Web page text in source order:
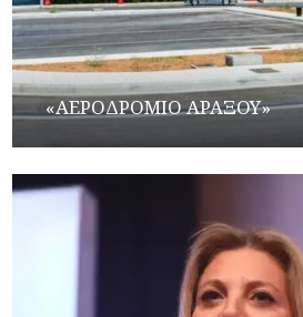
«ΑΕΡΟΔΡΟΜΙΟ ΑΡΑΞΟΥ»